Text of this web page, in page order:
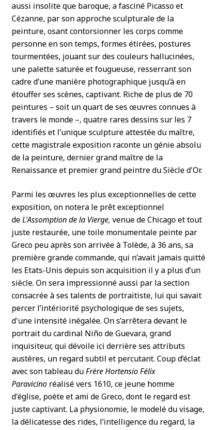
aussi insolite que baroque, a fasciné Picasso et
Cézanne, par son approche sculpturale de la
peinture, osant contorsionner les corps comme
personne en son temps, formes étirées, postures
tourmentées, jouant sur des couleurs hallucinées,
une palette saturée et fougueuse, resserrant son
cadre d’une manière photographique jusqu’à en
étouffer ses scènes, captivant. Riche de plus de 70
peintures – soit un quart de ses œuvres connues à
travers le monde –, quatre rares dessins sur les 7
identifiés et l’unique sculpture attestée du maître,
cette magistrale exposition raconte un génie absolu
de la peinture, dernier grand maître de la
Renaissance et premier grand peintre du Siècle d'Or.
Parmi les œuvres les plus exceptionnelles de cette
exposition, on notera le prêt exceptionnel
deL'Assomption de la Vierge, venue de Chicago et tout
juste restaurée, une toile monumentale peinte par
Greco peu après son arrivée à Tolède, à 36 ans, sa
première grande commande, qui n’avait jamais quitté
les Etats-Unis depuis son acquisition il y a plus d’un
siècle. On sera impressionné aussi par la section
consacrée à ses talents de portraitiste, lui qui savait
percer l’intériorité psychologique de ses sujets,
d'une intensité inégalée. On s’arrêtera devant le
portrait du cardinal Niño de Guevara, grand
inquisiteur, qui dévoile ici derrière ses attributs
austères, un regard subtil et percutant. Coup d’éclat
avec son tableau duFrère Hortensio Félix
Paravicino réalisé vers 1610, ce jeune homme
d'église, poète et ami de Greco, dont le regard est
juste captivant. La physionomie, le modelé du visage,
la délicatesse des rides, l’intelligence du regard, la